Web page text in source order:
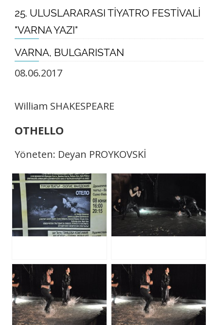
25. ULUSLARARASI TIYATRO FESTIVALI
"VARNA YAZI"
VARNA, BULGARISTAN
08.06.2017
William SHAKESPEARE
OTHELLO
Yöneten: Deyan PROYKOVSKİ